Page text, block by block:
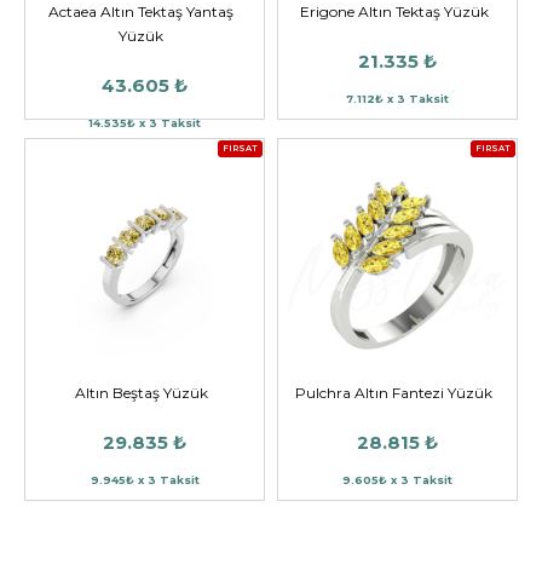
Actaea Altın Tektaş Yantaş
Yüzük
43.605 ₺
14.535₺ x 3 Taksit
Erigone Altın Tektaş Yüzük
21.335 ₺
7.112₺ x 3 Taksit
FIRSAT
Altın Beştaş Yüzük
29.835 ₺
9.945₺ x 3 Taksit
FIRSAT
Pulchra Altın Fantezi Yüzük
28.815 ₺
9.605₺ x 3 Taksit